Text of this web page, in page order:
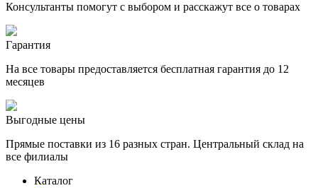
Консультанты помогут с выбором и расскажут все о товарах
Гарантия
На все товары предоставляется бесплатная гарантия до 12
месяцев
Выгодные цены
Прямые поставки из 16 разных стран. Центральный склад на
все филиалы
Каталог